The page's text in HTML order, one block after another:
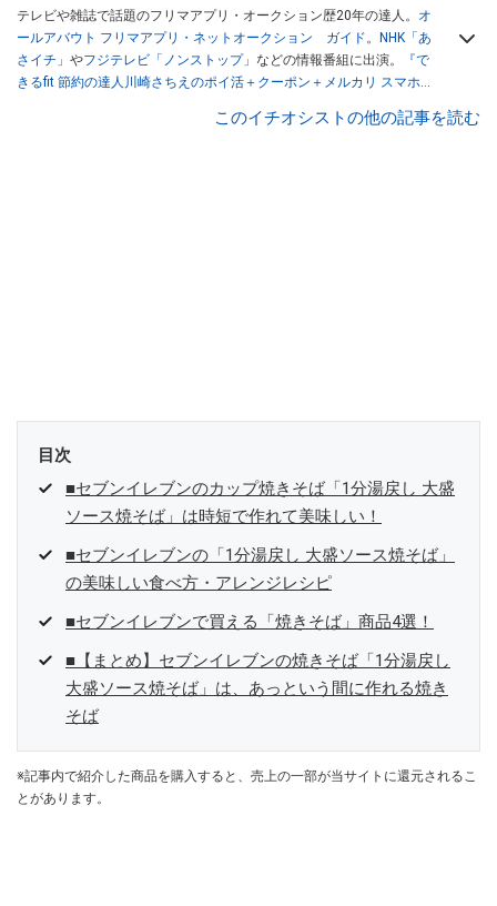
テレビや雑誌で話題のフリマアプリ・オークション歴20年の達人。 オ
ールアバウト フリマアプリ・ネットオークション ガイド。
NHK「あ
さイチ」 やフジテレビ「ノンストップ」 などの情報番組に出演。
『で
きるfit 節約の達人川崎さちえのポイ活＋クーポン＋メルカリ スマホで
スマホ1つでスキマ時間に効率的に稼ぐ！』（翔泳社刊） ほか著書多
このイチオシストの他の記事を読む
目次
■セブンイレブンのカップ焼きそば「1分湯戻し 大盛
ソース焼そば」は時短で作れて美味しい！
■セブンイレブンの「1分湯戻し 大盛ソース焼そば」
の美味しい食べ方・アレンジレシピ
■セブンイレブンで買える「焼きそば」商品4選！
■【まとめ】セブンイレブンの焼きそば「1分湯戻し
大盛ソース焼そば」は、あっという間に作れる焼き
そば
※記事内で紹介した商品を購入すると、売上の一部が当サイトに還元されるこ
とがあります。